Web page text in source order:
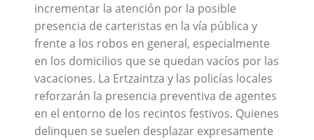
incrementar la atención por la posible
presencia de carteristas en la vía pública y
frente a los robos en general, especialmente
en los domicilios que se quedan vacíos por las
vacaciones. La Ertzaintza y las policías locales
reforzarán la presencia preventiva de agentes
en el entorno de los recintos festivos. Quienes
delinquen se suelen desplazar expresamente